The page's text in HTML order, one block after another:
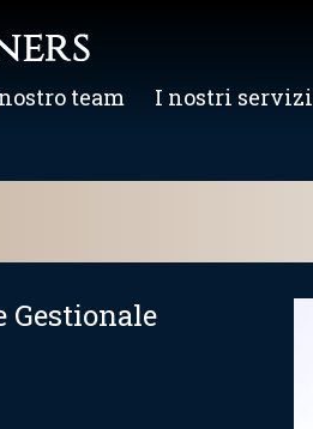
team I nostri servizi
Gestionale